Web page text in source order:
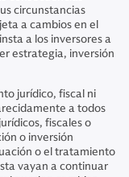
circunstancias
a cambios en el
a los inversores a
estrategia, inversión
jurídico, fiscal ni
a todos
fiscales o
o inversión
o el tratamiento
vayan a continuar